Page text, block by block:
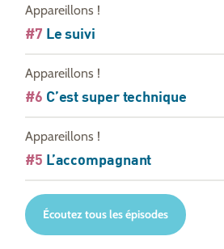
Appareillons !
#7 Le suivi
Appareillons !
#6 C’est super technique
Appareillons !
#5 L’accompagnant
Écoutez tous les épisodes